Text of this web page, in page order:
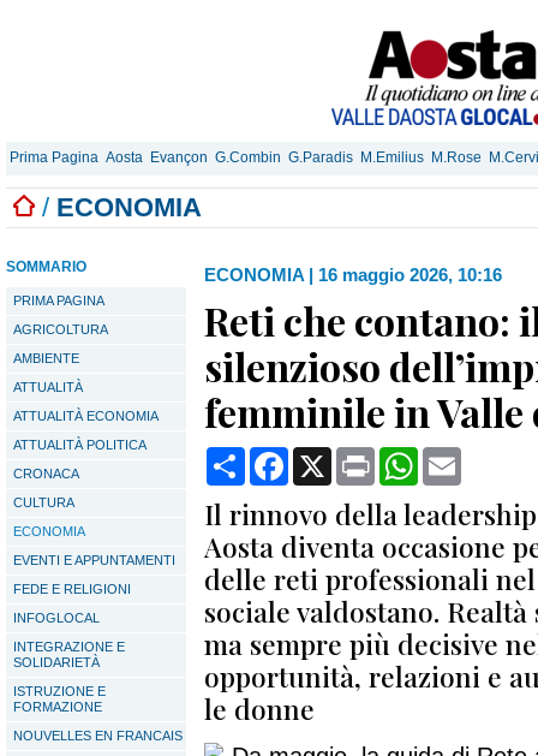
Prima Pagina Aosta Evançon G.Combin G.Paradis M.Emilius M.Rose
/ ECONOMIA
SOMMARIO
PRIMA PAGINA
AGRICOLTURA
AMBIENTE
ATTUALITÀ
ATTUALITÀ ECONOMIA
ATTUALITÀ POLITICA
CRONACA
CULTURA
ECONOMIA
EVENTI E APPUNTAMENTI
FEDE E RELIGIONI
INFOGLOCAL
INTEGRAZIONE E
SOLIDARIETÀ
ISTRUZIONE E
FORMAZIONE
NOUVELLES EN FRANCAIS
ECONOMIA | 16 maggio 2026, 10:16
Reti che contano:
silenzioso
femminile in Valle
CondividiFacebook
X Print WhatsApp
Il rinnovo della
Aosta diventa occasione
delle reti professionali
sociale valdostano.
ma sempre più decisive
opportunità, relazioni e
le donne